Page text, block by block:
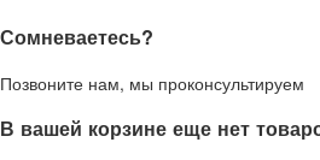
Сомневаетесь?
Позвоните нам, мы проконсультируем
В вашей корзине еще нет